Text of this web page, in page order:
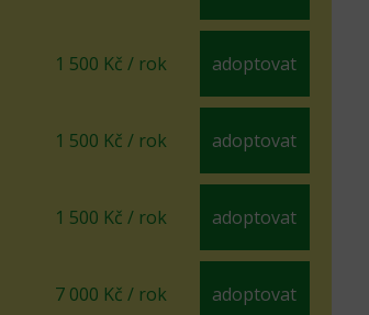
1 500 Kč / rok adoptovat
1 500 Kč / rok adoptovat
1 500 Kč / rok adoptovat
7 000 Kč / rok adoptovat